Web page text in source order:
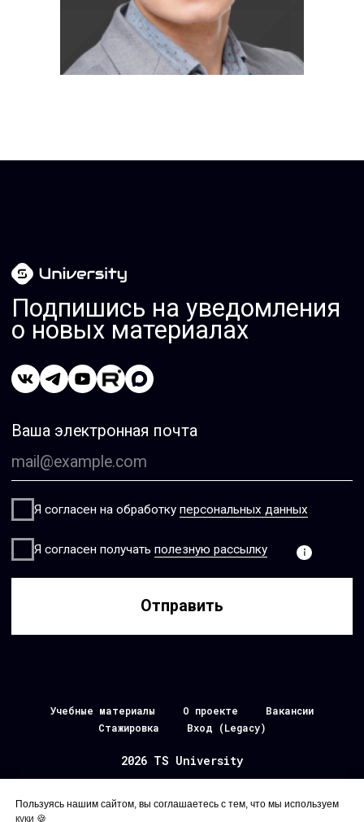
Учебные материалы О проекте
Вакансии
Стажировка
Вход (Legacy)
2026 TS University
Пользуясь нашим сайтом, вы соглашаетесь с тем, что мы используем
куки 🍪